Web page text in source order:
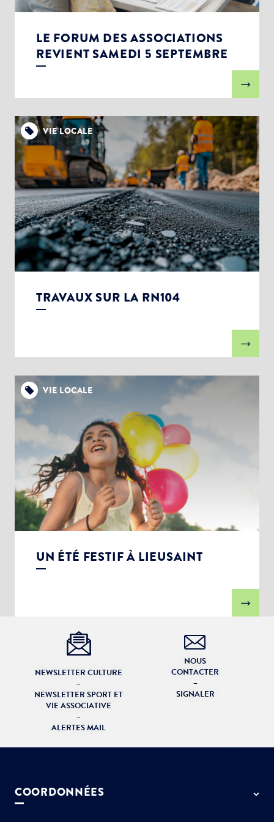
LE FORUM DES ASSOCIATIONS
REVIENT SAMEDI 5 SEPTEMBRE
VIE LOCALE
TRAVAUX SUR LA RN104
VIE LOCALE
UN ÉTÉ FESTIF À LIEUSAINT
NEWSLETTER CULTURE
–
NEWSLETTER SPORT ET
VIE ASSOCIATIVE
–
ALERTES MAIL
NOUS
CONTACTER
–
SIGNALER
COORDONNÉES